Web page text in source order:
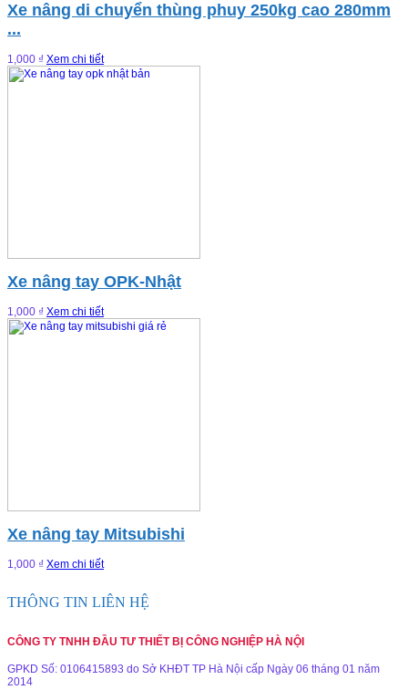
Xe nâng di chuyển thùng phuy 250kg cao 280mm
...
1,000 ₫ Xem chi tiết
Xe nâng tay OPK-Nhật
1,000 ₫ Xem chi tiết
Xe nâng tay Mitsubishi
1,000 ₫ Xem chi tiết
THÔNG TIN LIÊN HỆ
CÔNG TY TNHH ĐẦU TƯ THIẾT BỊ CÔNG NGHIỆP HÀ NỘI
GPKD Số: 0106415893 do Sở KHĐT TP Hà Nội cấp Ngày 06 tháng 01 năm
2014